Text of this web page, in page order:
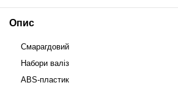
Опис
Смарагдовий
Набори валіз
ABS-пластик